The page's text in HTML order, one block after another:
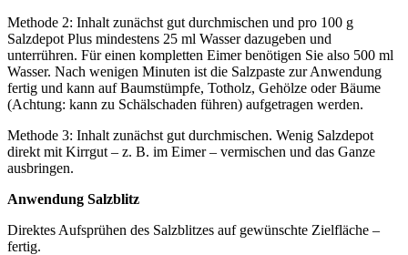
Methode 2: Inhalt zunächst gut durchmischen und pro 100 g
Salzdepot Plus mindestens 25 ml Wasser dazugeben und
unterrühren. Für einen kompletten Eimer benötigen Sie also 500 ml
Wasser. Nach wenigen Minuten ist die Salzpaste zur Anwendung
fertig und kann auf Baumstümpfe, Totholz, Gehölze oder Bäume
(Achtung: kann zu Schälschaden führen) aufgetragen werden.
Methode 3: Inhalt zunächst gut durchmischen. Wenig Salzdepot
direkt mit Kirrgut – z. B. im Eimer – vermischen und das Ganze
ausbringen.
Anwendung Salzblitz
Direktes Aufsprühen des Salzblitzes auf gewünschte Zielfläche –
fertig.